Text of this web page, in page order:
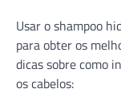
Usar o shampoo
para obter os
dicas sobre como
os cabelos: